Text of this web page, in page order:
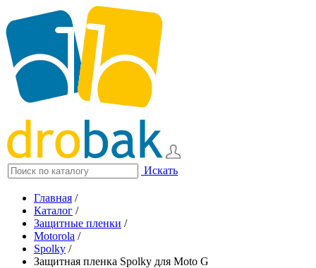
Искать
Главная /
Каталог /
Защитные пленки /
Motorola /
Spolky /
Защитная пленка Spolky для Moto G